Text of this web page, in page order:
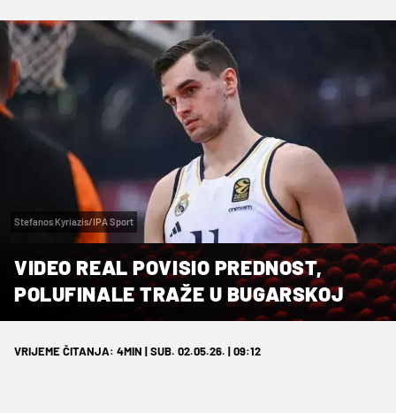
Stefanos Kyriazis/IPA Sport
VIDEO REAL POVISIO PREDNOST,
POLUFINALE TRAŽE U BUGARSKOJ
VRIJEME ČITANJA: 4MIN | SUB. 02.05.26. | 09:12